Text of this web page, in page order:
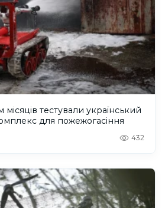
тестували український
для пожежогасіння
432